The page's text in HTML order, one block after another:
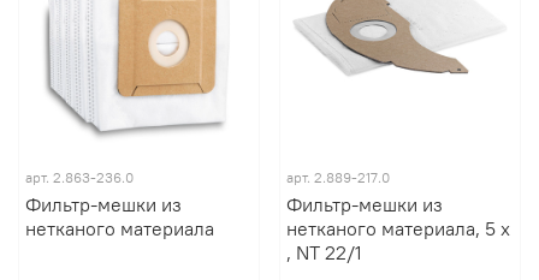
арт. 2.863-236.0
Фильтр-мешки из
нетканого материала
арт. 2.889-217.0
Фильтр-мешки из
нетканого материала, 5 x
, NT 22/1